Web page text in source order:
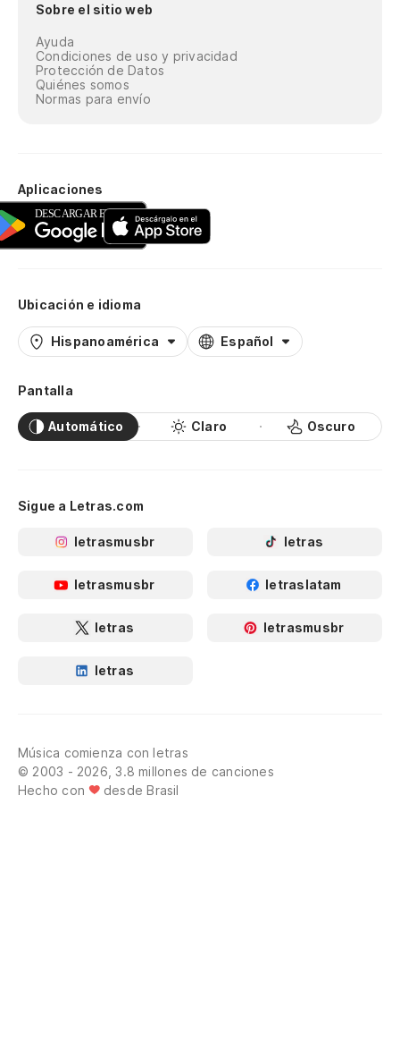
Sobre el sitio web
Ayuda
Condiciones de uso y privacidad
Protección de Datos
Quiénes somos
Normas para envío
Aplicaciones
Ubicación e idioma
Hispanoamérica Español
Pantalla
Automático Claro Oscuro
Sigue a Letras.com
letrasmusbr letras
letrasmusbr letraslatam
letras letrasmusbr
letras
Música comienza con letras
© 2003 - 2026, 3.8 millones de canciones
Hecho con
desde Brasil